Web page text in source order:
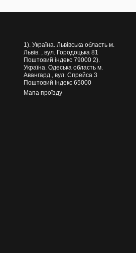
1). Україна. Львівська область м.
Львів. , вул. Городоцька 81
Поштовий індекс 79000 2).
Україна. Одеська область м.
Авангард., вул. Спрейса 3
Поштовий індекс 65000
Мапа проїзду